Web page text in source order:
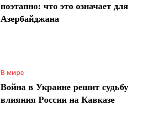
поэтапно: что это означает для
Азербайджана
В мире
Война в Украине решит судьбу
влияния России на Кавказе